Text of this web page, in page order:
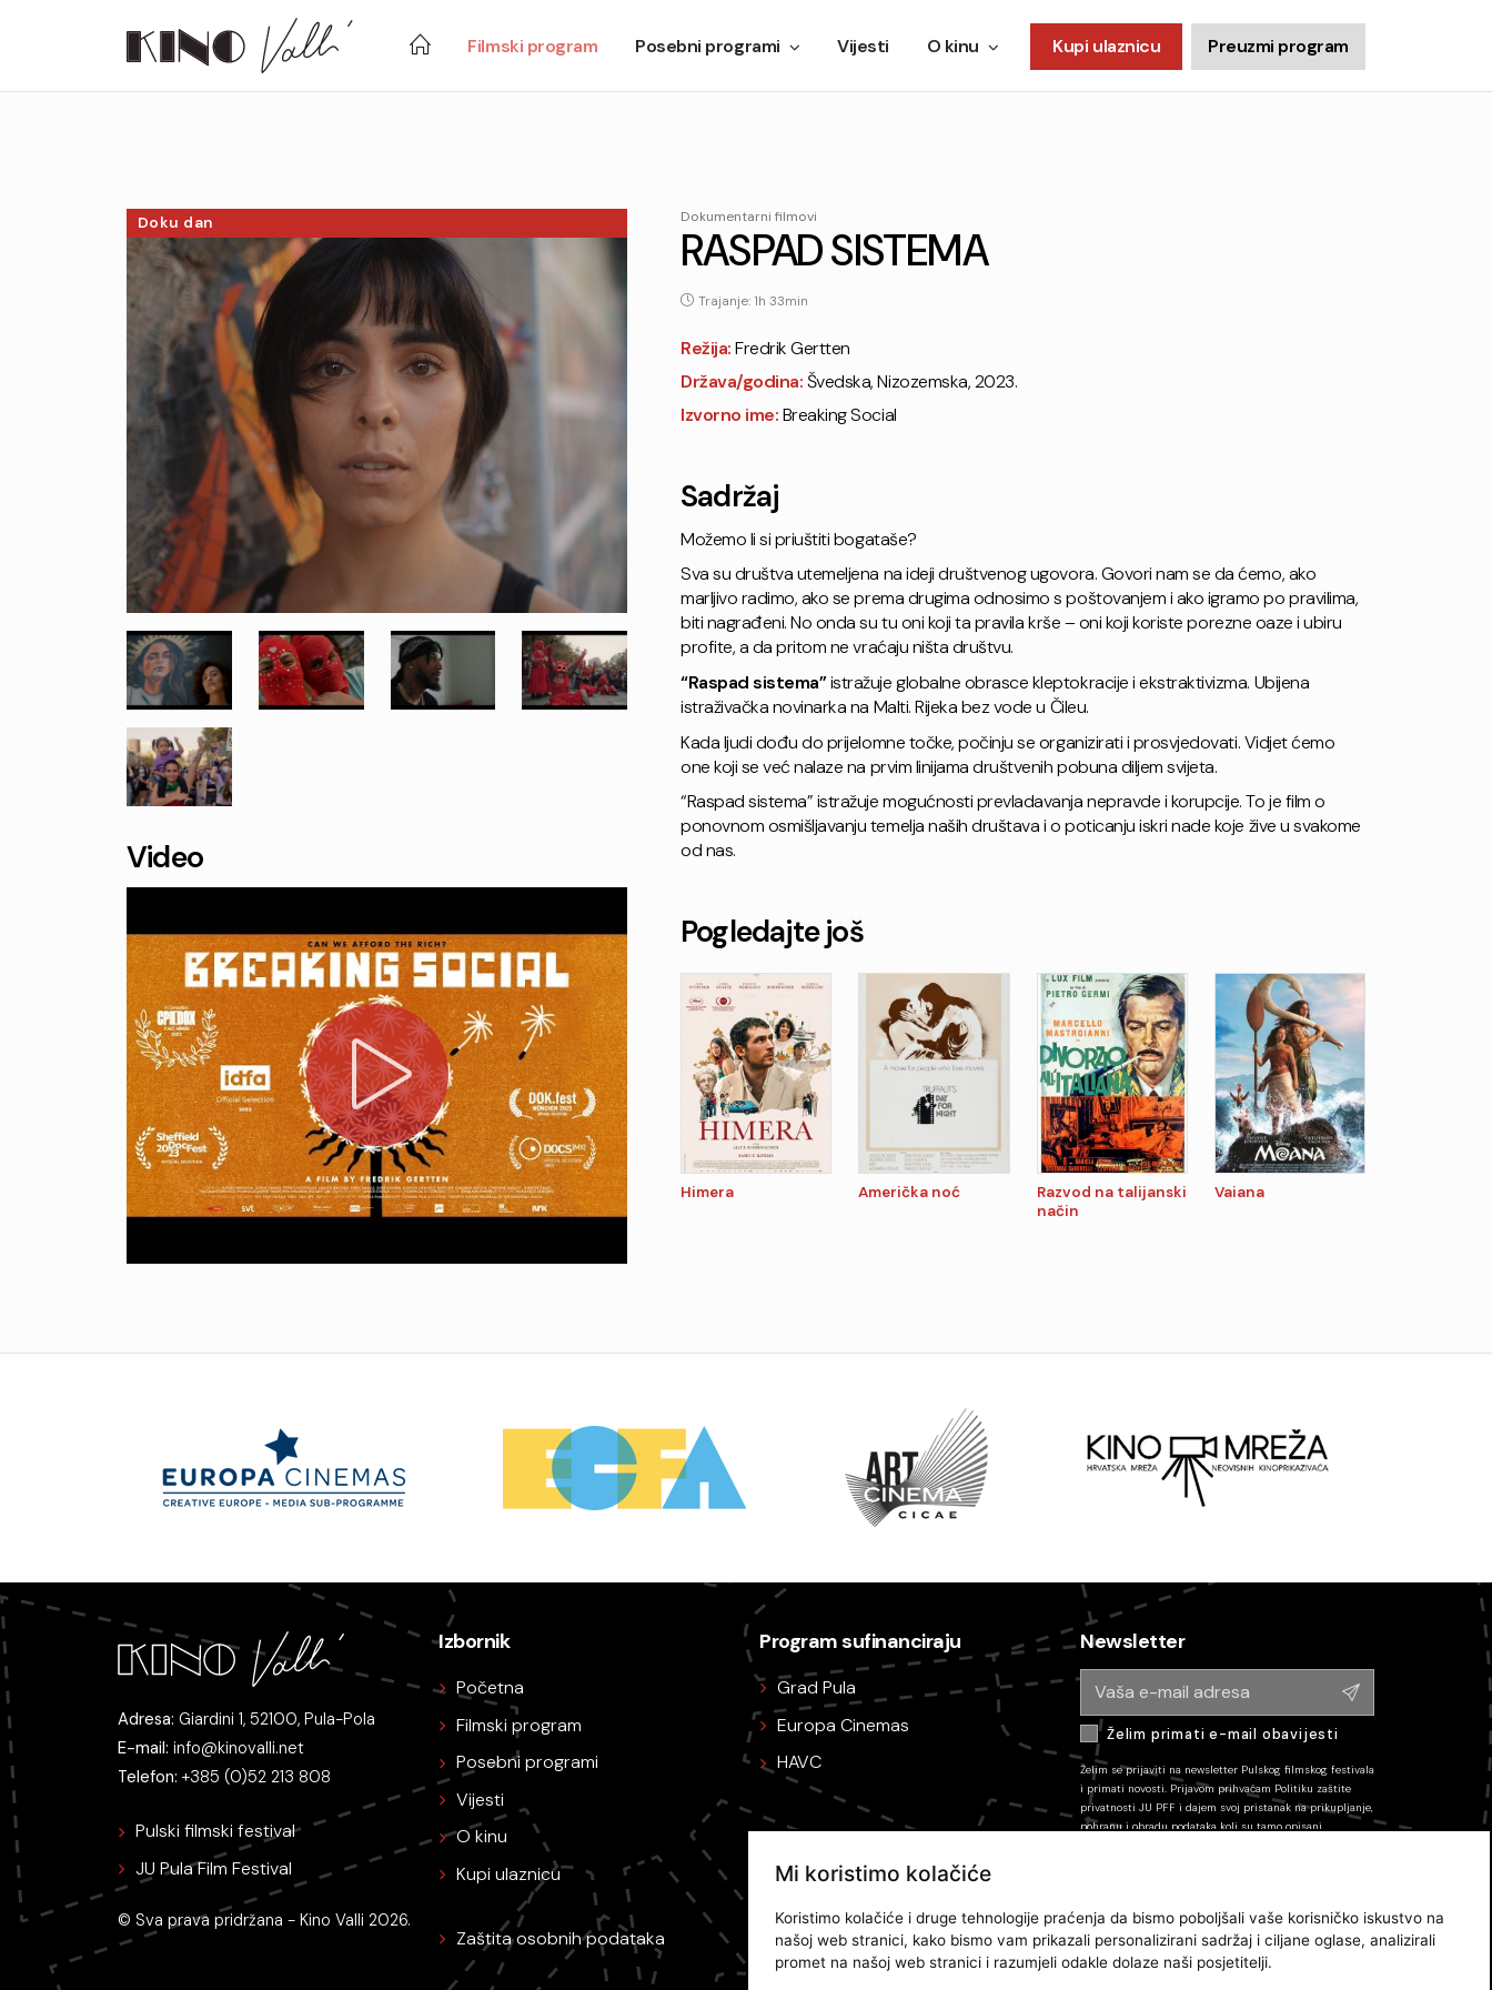
Mi koristimo kolačiće
Koristimo kolačiće i druge tehnologije praćenja da bismo poboljšali vaše korisničko iskustvo na
našoj web stranici, kako bismo vam prikazali personalizirani sadržaj i ciljane oglase, analizirali
promet na našoj web stranici i razumjeli odakle dolaze naši posjetitelji.
Filmski program Posebni programi Vijesti O kinu Kupi ulaznicu Preuzmi program
Doku dan
Video
Dokumentarni filmovi
RASPAD SISTEMA
Trajanje: 1h 33min
Režija:Fredrik Gertten
Država/godina:Švedska, Nizozemska, 2023.
Izvorno ime:Breaking Social
Sadržaj
Možemo li si priuštiti bogataše?
Sva su društva utemeljena na ideji društvenog ugovora. Govori nam se da ćemo, ako
marljivo radimo, ako se prema drugima odnosimo s poštovanjem i ako igramo po pravilima,
biti nagrađeni. No onda su tu oni koji ta pravila krše – oni koji koriste porezne oaze i ubiru
profite, a da pritom ne vraćaju ništa društvu.
“Raspad sistema”istražuje globalne obrasce kleptokracije i ekstraktivizma. Ubijena
istraživačka novinarka na Malti. Rijeka bez vode u Čileu.
Kada ljudi dođu do prijelomne točke, počinju se organizirati i prosvjedovati. Vidjet ćemo
one koji se već nalaze na prvim linijama društvenih pobuna diljem svijeta.
“Raspad sistema” istražuje mogućnosti prevladavanja nepravde i korupcije. To je film o
ponovnom osmišljavanju temelja naših društava i o poticanju iskri nade koje žive u svakome
od nas.
Pogledajte još
Himera Američka noć
Razvod na talijanski
način
Vaiana
Adresa: Giardini 1, 52100, Pula-Pola
E-mail: info@kinovalli.net
Telefon: +385 (0)52 213 808
Pulski filmski festival
JU Pula Film Festival
© Sva prava pridržana - Kino Valli 2026.
Izbornik
Početna
Filmski program
Posebni programi
Vijesti
O kinu
Kupi ulaznicu
Zaštita osobnih podataka
Program sufinanciraju
Grad Pula
Europa Cinemas
HAVC
Newsletter
Želim primati e-mail obavijesti
Želim se prijaviti na newsletter Pulskog filmskog festivala
i primati novosti. Prijavom prihvaćam Politiku zaštite
privatnosti JU PFF i dajem svoj pristanak na prikupljanje,
pohranu i obradu podataka koli su tamo opisani.
Pratite nas